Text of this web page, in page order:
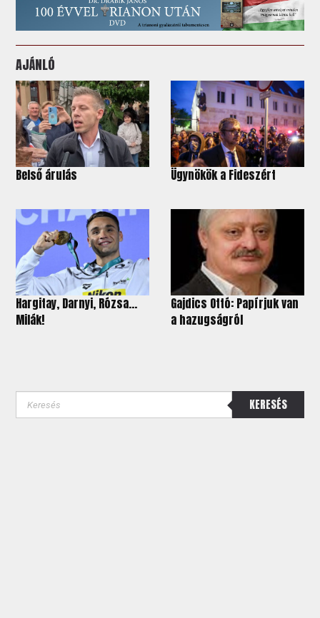
AJÁNLÓ
Belső árulás Ügynökök a Fideszért
Hargitay, Darnyi, Rózsa…
Milák!
Gajdics Ottó: Papírjuk van
a hazugságról
KERESÉS